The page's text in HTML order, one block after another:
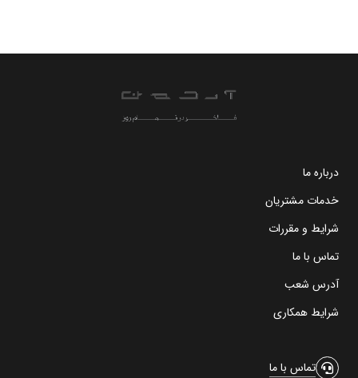
درباره ما
خدمات مشتریان
شرایط و مقررات
تماس با ما
آدرس شعب
شرایط همکاری
تماس با ما